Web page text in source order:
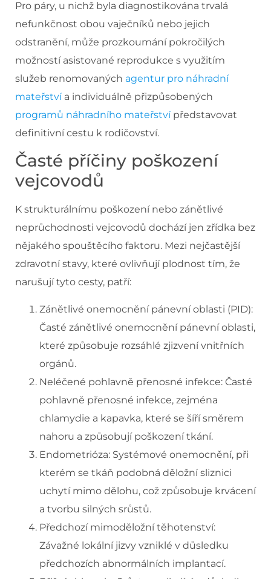
Pro páry, u nichž byla diagnostikována trvalá
nefunkčnost obou vaječníků nebo jejich
odstranění, může prozkoumání pokročilých
možností asistované reprodukce s využitím
služeb renomovaných agentur pro náhradní
mateřstvía individuálně přizpůsobených
programů náhradního mateřstvípředstavovat
definitivní cestu k rodičovství.
Časté příčiny poškození
vejcovodů
K strukturálnímu poškození nebo zánětlivé
neprůchodnosti vejcovodů dochází jen zřídka bez
nějakého spouštěcího faktoru. Mezi nejčastější
zdravotní stavy, které ovlivňují plodnost tím, že
narušují tyto cesty, patří:
Zánětlivé onemocnění pánevní oblasti (PID):
Časté zánětlivé onemocnění pánevní oblasti,
které způsobuje rozsáhlé zjizvení vnitřních
orgánů.
Neléčené pohlavně přenosné infekce: Časté
pohlavně přenosné infekce, zejména
chlamydie a kapavka, které se šíří směrem
nahoru a způsobují poškození tkání.
Endometrióza: Systémové onemocnění, při
kterém se tkáň podobná děložní sliznici
uchytí mimo dělohu, což způsobuje krvácení
a tvorbu silných srůstů.
Předchozí mimoděložní těhotenství:
Závažné lokální jizvy vzniklé v důsledku
předchozích abnormálních implantací.